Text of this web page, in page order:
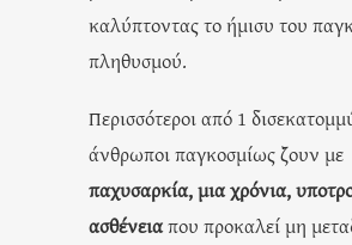
καλύπτοντας το ήμισυ του
πληθυσμού.
Περισσότεροι από 1
άνθρωποι παγκοσμίως ζουν με
παχυσαρκία, μια χρόνια,
ασθένειαπου προκαλεί μη